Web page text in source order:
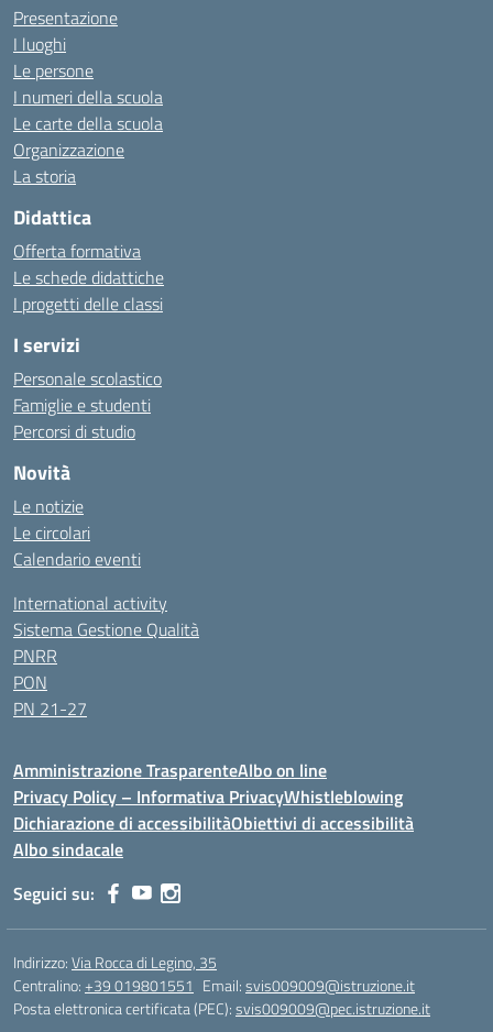
Presentazione
I luoghi
Le persone
I numeri della scuola
Le carte della scuola
Organizzazione
La storia
Didattica
Offerta formativa
Le schede didattiche
I progetti delle classi
I servizi
Personale scolastico
Famiglie e studenti
Percorsi di studio
Novità
Le notizie
Le circolari
Calendario eventi
International activity
Sistema Gestione Qualità
PNRR
PON
PN 21-27
Amministrazione TrasparenteAlbo on line
Privacy Policy – Informativa PrivacyWhistleblowing
Dichiarazione di accessibilitàObiettivi di accessibilità
Albo sindacale
Seguici su:
Indirizzo:Via Rocca di Legino, 35
Centralino:+39 019801551 Email:svis009009@istruzione.it
Posta elettronica certificata (PEC):svis009009@pec.istruzione.it